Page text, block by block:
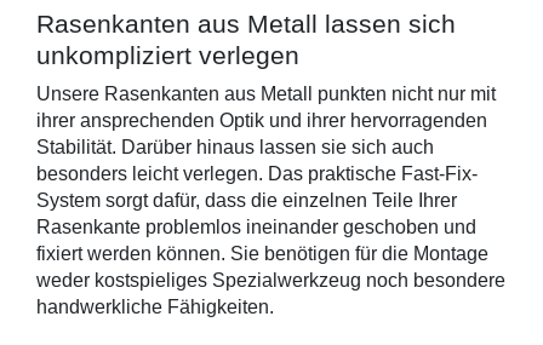
Rasenkanten aus Metall lassen sich
unkompliziert verlegen
Unsere Rasenkanten aus Metall punkten nicht nur mit
ihrer ansprechenden Optik und ihrer hervorragenden
Stabilität. Darüber hinaus lassen sie sich auch
besonders leicht verlegen. Das praktische Fast-Fix-
System sorgt dafür, dass die einzelnen Teile Ihrer
Rasenkante problemlos ineinander geschoben und
fixiert werden können. Sie benötigen für die Montage
weder kostspieliges Spezialwerkzeug noch besondere
handwerkliche Fähigkeiten.